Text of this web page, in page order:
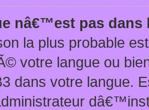
nâ€™est pas dans
la plus probable
votre langue ou
dans votre langue.